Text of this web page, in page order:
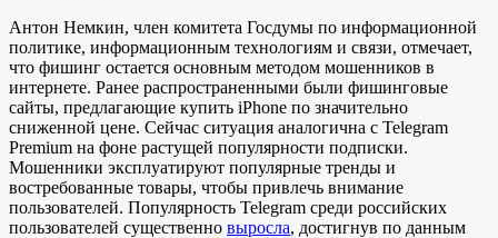
Антон Немкин, член комитета Госдумы по информационной
политике, информационным технологиям и связи, отмечает,
что фишинг остается основным методом мошенников в
интернете. Ранее распространенными были фишинговые
сайты, предлагающие купить iPhone по значительно
сниженной цене. Сейчас ситуация аналогична с Telegram
Premium на фоне растущей популярности подписки.
Мошенники эксплуатируют популярные тренды и
востребованные товары, чтобы привлечь внимание
пользователей. Популярность Telegram среди российских
пользователей существенно выросла, достигнув по данным